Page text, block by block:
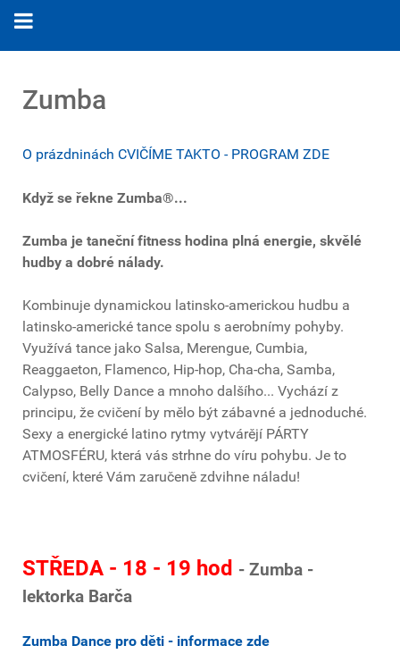
Zumba
O prázdninách CVIČÍME TAKTO - PROGRAM ZDE
Když se řekne Zumba®...
Zumba je taneční fitness hodina plná energie, skvělé
hudby a dobré nálady.
Kombinuje dynamickou latinsko-americkou hudbu a
latinsko-americké tance spolu s aerobnímy pohyby.
Využívá tance jako Salsa, Merengue, Cumbia,
Reaggaeton, Flamenco, Hip-hop, Cha-cha, Samba,
Calypso, Belly Dance a mnoho dalšího... Vychází z
principu, že cvičení by mělo být zábavné a jednoduché.
Sexy a energické latino rytmy vytvárějí PÁRTY
ATMOSFÉRU, která vás strhne do víru pohybu. Je to
cvičení, které Vám zaručeně zdvihne náladu!
STŘEDA - 18 - 19 hod - Zumba -
lektorka Barča
Zumba Dance pro děti - informace zde